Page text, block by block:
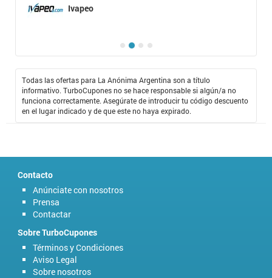
Ivapeo
Todas las ofertas para La Anónima Argentina son a título
informativo. TurboCupones no se hace responsable si algún/a no
funciona correctamente. Asegúrate de introducir tu código descuento
en el lugar indicado y de que este no haya expirado.
Contacto
Anúnciate con nosotros
Prensa
Contactar
Sobre TurboCupones
Términos y Condiciones
Aviso Legal
Sobre nosotros